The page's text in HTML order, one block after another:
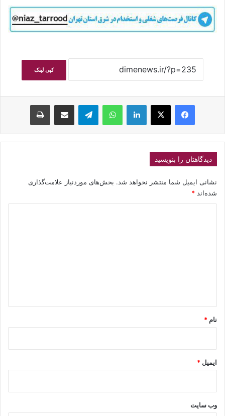
کپی لینک
فیسبوکایکس لینکداین واتس آپ تلگرام اشتراک گذاری با ایمیل چاپ
دیدگاهتان را بنویسید
نشانی ایمیل شما منتشر نخواهد شد. بخش‌های موردنیاز علامت‌گذاری
شده‌اند *
نام *
ایمیل *
وب‌ سایت